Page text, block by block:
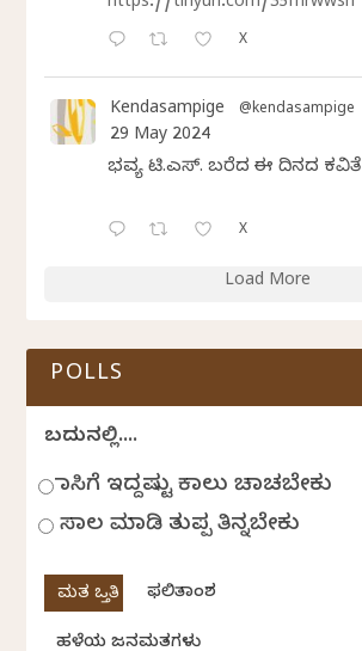
X
Kendasampige @kendasampige
29 May 2024
ಭವ್ಯ ಟಿ.ಎಸ್. ಬರೆದ ಈ ದಿನದ ಕವಿತೆ
X
Load More
POLLS
ಬದುಕಿನಲ್ಲಿ....
ಹಾಸಿಗೆ ಇದ್ದಷ್ಟು ಕಾಲು ಚಾಚಬೇಕು
ಸಾಲ ಮಾಡಿ ತುಪ್ಪ ತಿನ್ನಬೇಕು
ಫಲಿತಾಂಶ
ಹಳೆಯ ಜನಮತಗಳು